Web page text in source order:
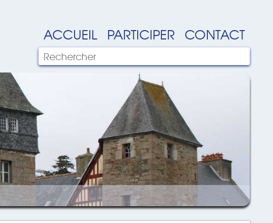
ACCUEIL PARTICIPER CONTACT